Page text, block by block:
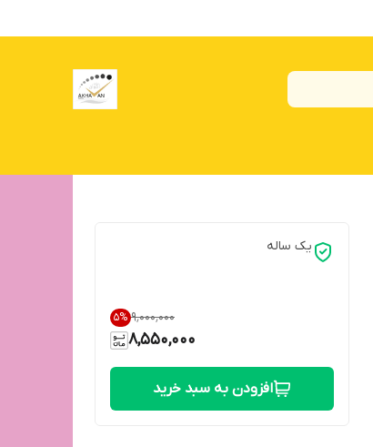
یک ساله
۹٬۰۰۰٬۰۰۰ 5%
8,550,000
افزودن به سبد خرید